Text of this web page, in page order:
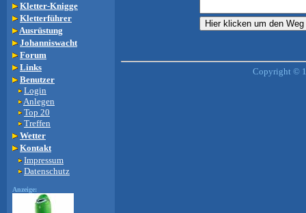
Kletter-Knigge
Kletterführer
Ausrüstung
Johanniswacht
Forum
Links
Benutzer
Login
Anlegen
Top 20
Treffen
Wetter
Kontakt
Impressum
Datenschutz
Anzeige:
Copyright ©